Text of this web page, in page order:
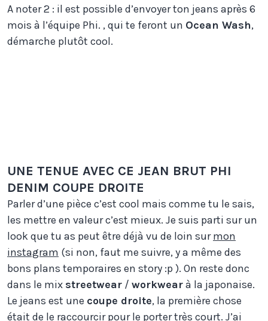
A noter 2 : il est possible d’envoyer ton jeans après 6
mois à l’équipe Phi. , qui te feront un Ocean Wash,
démarche plutôt cool.
UNE TENUE AVEC CE JEAN BRUT PHI
DENIM COUPE DROITE
Parler d’une pièce c’est cool mais comme tu le sais,
les mettre en valeur c’est mieux. Je suis parti sur un
look que tu as peut être déjà vu de loin surmon
instagram (si non, faut me suivre, y a même des
bons plans temporaires en story :p ). On reste donc
dans le mix streetwear / workwearà la japonaise.
Le jeans est une coupe droite, la première chose
était de le raccourcir pour le porter très court. J’ai